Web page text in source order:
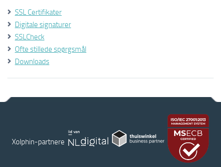
SSL Certifikater
Digitale signaturer
SSLCheck
Ofte stillede spørgsmål
Downloads
Xolphin-partnere